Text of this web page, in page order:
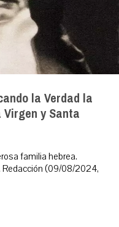
la Verdad la
y Santa
familia hebrea.
Redacción (09/08/2024,